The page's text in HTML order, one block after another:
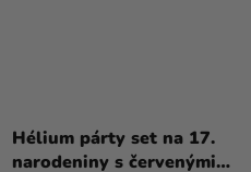
Hélium párty set na 17.
narodeniny s červenými